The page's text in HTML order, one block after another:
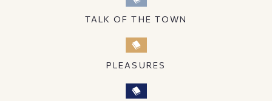
TALK OF THE TOWN
PLEASURES